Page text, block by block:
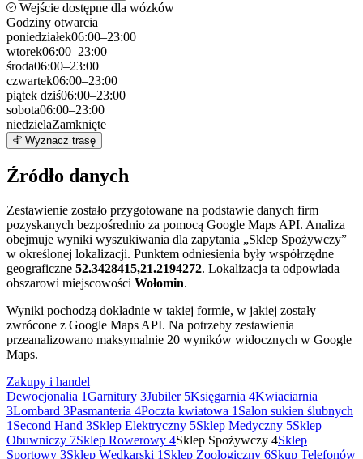
Wejście dostępne dla wózków
Godziny otwarcia
poniedziałek06:00–23:00
wtorek06:00–23:00
środa06:00–23:00
czwartek06:00–23:00
piątek dziś06:00–23:00
sobota06:00–23:00
niedzielaZamknięte
+
−
Wyznacz trasę
Źródło danych
Zestawienie zostało przygotowane na podstawie danych firm
pozyskanych bezpośrednio za pomocą Google Maps API. Analiza
obejmuje wyniki wyszukiwania dla zapytania „Sklep Spożywczy”
w określonej lokalizacji. Punktem odniesienia były współrzędne
geograficzne 52.3428415,21.2194272. Lokalizacja ta odpowiada
obszarowi miejscowości Wołomin.
Wyniki pochodzą dokładnie w takiej formie, w jakiej zostały
zwrócone z Google Maps API. Na potrzeby zestawienia
przeanalizowano maksymalnie 20 wyników widocznych w Google
Maps.
Zakupy i handel
Dewocjonalia 1Garnitury 3Jubiler 5Księgarnia 4Kwiaciarnia
3Lombard 3Pasmanteria 4Poczta kwiatowa 1 Salon sukien ślubnych
1 Second Hand 3Sklep Elektryczny 5Sklep Medyczny 5Sklep
Obuwniczy 7Sklep Rowerowy 4Sklep Spożywczy 4Sklep
Sportowy 3Sklep Wędkarski 1 Sklep Zoologiczny 6Skup Telefonów